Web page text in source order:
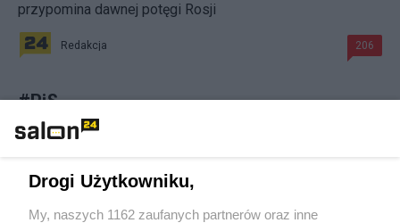
przypomina dawnej potęgi Rosji
Redakcja 206
#PiS
Drogi Użytkowniku,
My, naszych 1162 zaufanych partnerów oraz inne